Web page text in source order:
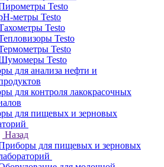
Testo
метры Testo
Testo
Testo
Testo
Testo
для анализа нефти и
для контроля лакокрасочных
для пищевых и зерновых
Назад
для пищевых и зерновых